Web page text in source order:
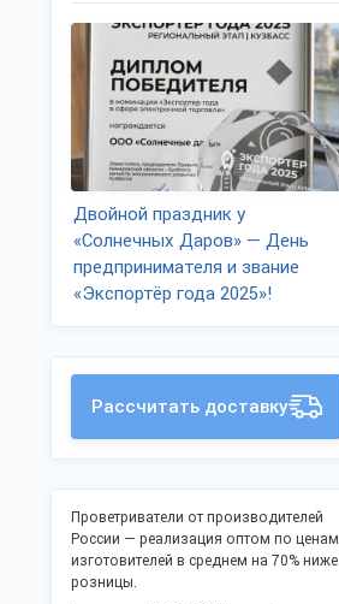
Двойной праздник у
«Солнечных Даров» — День
предпринимателя и звание
«Экспортёр года 2025»!
Рассчитать доставку
Проветриватели от производителей
России — реализация оптом по ценам
изготовителей в среднем на 70% ниже
розницы.